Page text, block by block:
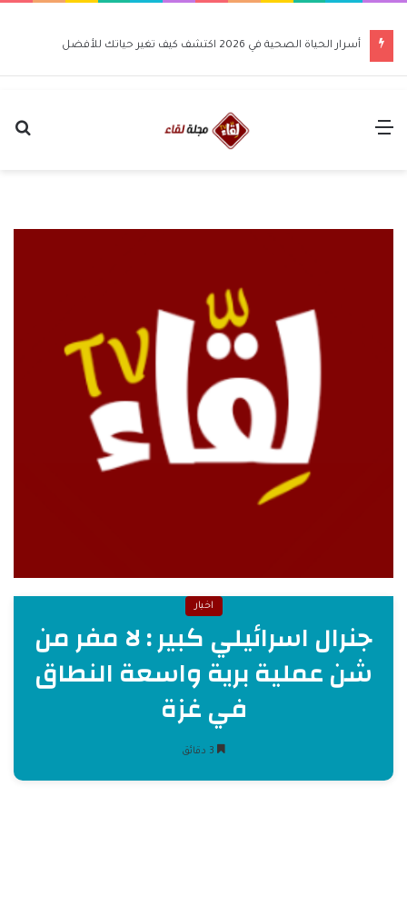
أسرار الحياة الصحية في 2026 اكتشف كيف تغير حياتك للأفضل
القائمة
اخبار
جنرال اسرائيلي كبير : لا مفر من
شن عملية برية واسعة النطاق
في غزة